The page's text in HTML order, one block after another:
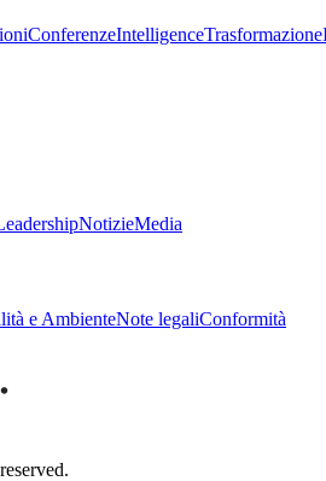
ConferenzeIntelligenceTrasformazione
NotizieMedia
e AmbienteNote legaliConformità